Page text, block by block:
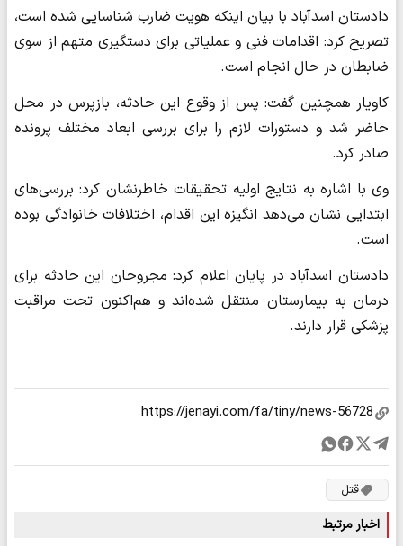
دادستان اسدآباد با بیان اینکه هویت ضارب شناسایی شده است،
تصریح کرد: اقدامات فنی و عملیاتی برای دستگیری متهم از سوی
ضابطان در حال انجام است.
کاویار همچنین گفت: پس از وقوع این حادثه، بازپرس در محل
حاضر شد و دستورات لازم را برای بررسی ابعاد مختلف پرونده
صادر کرد.
وی با اشاره به نتایج اولیه تحقیقات خاطرنشان کرد: بررسی‌های
ابتدایی نشان می‌دهد انگیزه این اقدام، اختلافات خانوادگی بوده
است.
دادستان اسدآباد در پایان اعلام کرد: مجروحان این حادثه برای
درمان به بیمارستان منتقل شده‌اند و هم‌اکنون تحت مراقبت
پزشکی قرار دارند.
قتل
اخبار مرتبط